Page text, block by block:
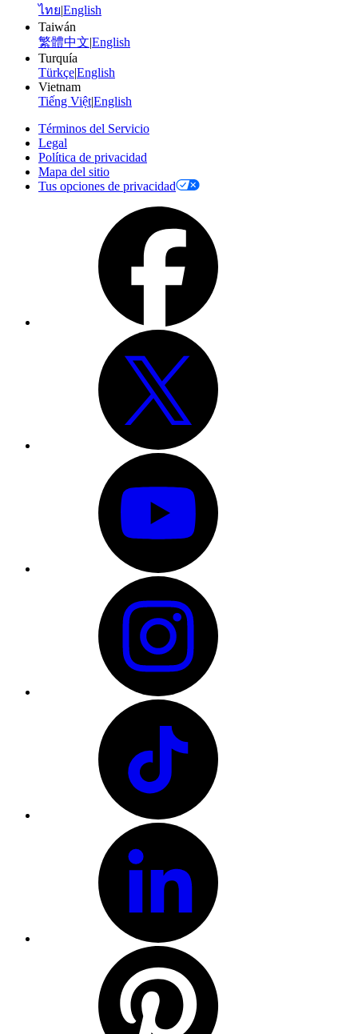
ไทย|English
Taiwán
繁體中文|English
Turquía
Türkçe|English
Vietnam
Tiếng Việt|English
Términos del Servicio
Legal
Política de privacidad
Mapa del sitio
Tus opciones de privacidad